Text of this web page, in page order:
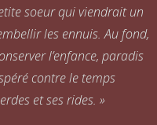
soeur qui viendrait un
les ennuis. Au fond,
l’enfance, paradis
contre le temps
et ses rides. »